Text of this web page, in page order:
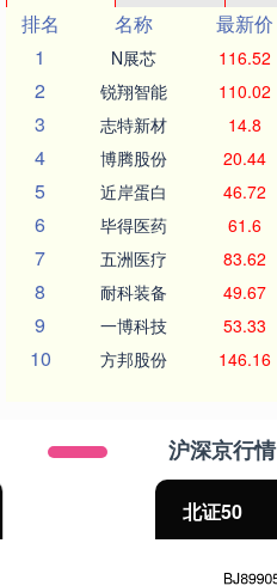
排名
名称 最新价
1
N展芯 116.52
2 锐翔智能 110.02
3 志特新材 14.8
4 博腾股份 20.44
5 近岸蛋白 46.72
6 毕得医药 61.6
7 五洲医疗 83.62
8 耐科装备 49.67
9 一博科技 53.33
10 方邦股份 146.16
沪深京行
1134.24